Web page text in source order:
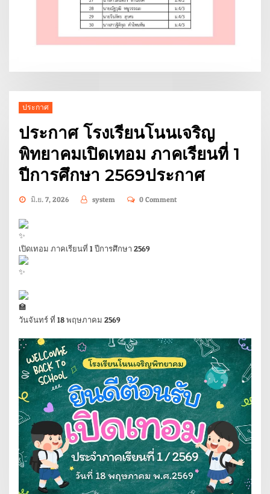
ประกาศ
ประกาศ โรงเรียนโนนเจริญ
พิทยาคมเปิดเทอม ภาคเรียนที่ 1
ปีการศึกษา 2569ประกาศ
มิ.ย. 7, 2026 system 0 Comment
เปิดเทอม ภาคเรียนที่ 1 ปีการศึกษา 2569
วันจันทร์ ที่ 18 พฤษภาคม 2569